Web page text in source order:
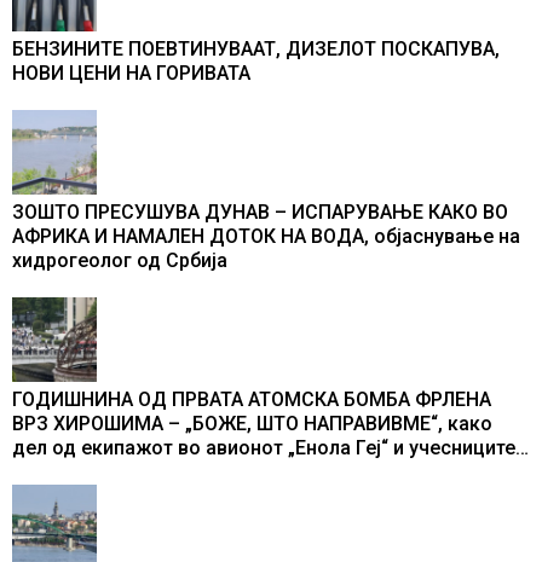
БЕНЗИНИТЕ ПОЕВТИНУВААТ, ДИЗЕЛОТ ПОСКАПУВА,
НОВИ ЦЕНИ НА ГОРИВАТА
ЗОШТО ПРЕСУШУВА ДУНАВ – ИСПАРУВАЊЕ КАКО ВО
АФРИКА И НАМАЛЕН ДОТОК НА ВОДА, објаснување на
хидрогеолог од Србија
ГОДИШНИНА ОД ПРВАТА АТОМСКА БОМБА ФРЛЕНА
ВРЗ ХИРОШИМА – „БОЖЕ, ШТО НАПРАВИВМЕ“, како
дел од екипажот во авионот „Енола Геј“ и учесниците
промени текот на историјата